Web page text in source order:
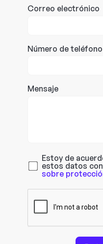
Correo electrónico
Número de teléfono
Mensaje
Estoy de
estos datos
sobre